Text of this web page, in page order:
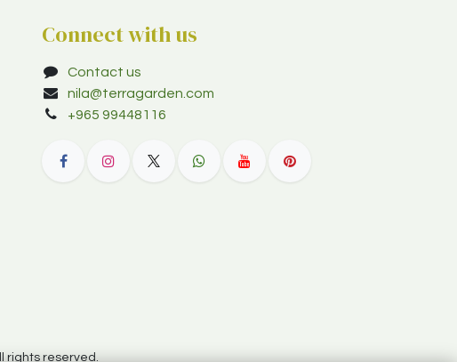
Connect with us
Contact us
nila@terragarden.com
+965 99448116
rights reserved.